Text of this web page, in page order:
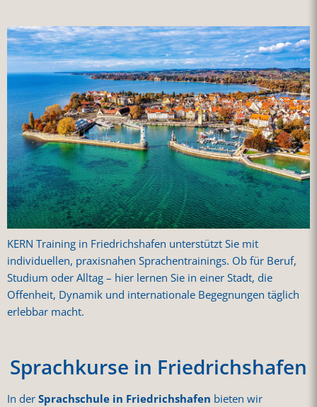
KERN Training in Friedrichshafen unterstützt Sie mit
individuellen, praxisnahen Sprachentrainings. Ob für Beruf,
Studium oder Alltag – hier lernen Sie in einer Stadt, die
Offenheit, Dynamik und internationale Begegnungen täglich
erlebbar macht.
Sprachkurse in Friedrichshafen
In derSprachschule in Friedrichshafen bieten wir